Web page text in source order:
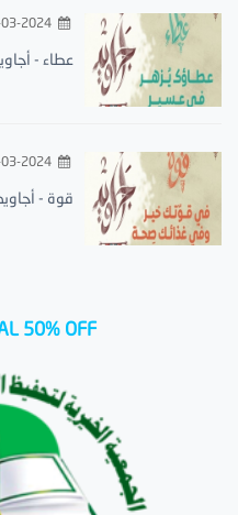
18-03-2024 08:48 مساءً
عطاء -
18-03-2024 08:46 مساءً
قوة -
50% OFF